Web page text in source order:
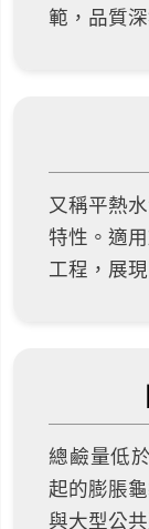
範，品質
又稱平熱
特性。適
工程，展
總鹼量低
起的膨脹
與大型公